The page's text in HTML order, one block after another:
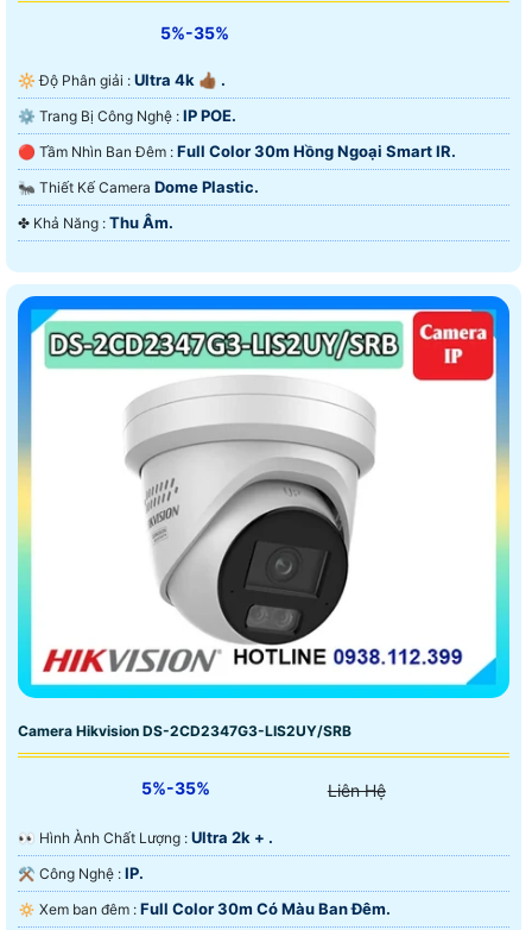
5%-35%
🔆 Độ Phân giải : Ultra 4k 👍🏾 .
⚙ Trang Bị Công Nghệ : IP POE.
🔴 Tầm Nhìn Ban Đêm : Full Color 30m Hồng Ngoại Smart IR.
🐜 Thiết Kế Camera Dome Plastic.
️✤ Khả Năng : Thu Âm.
Camera Hikvision DS-2CD2347G3-LIS2UY/SRB
5%-35% Liên Hệ
️👀 Hình Ành Chất Lượng : Ultra 2k + .
⚒ Công Nghệ : IP.
🔅 Xem ban đêm : Full Color 30m Có Màu Ban Ðêm.